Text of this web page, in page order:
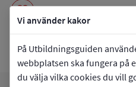
Vi använder kakor
På Utbildningsguiden
webbplatsen ska fungera på
du välja vilka cookies du vill
favorite